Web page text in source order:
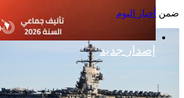
إصدار جديد
ضمن أخبار اليوم